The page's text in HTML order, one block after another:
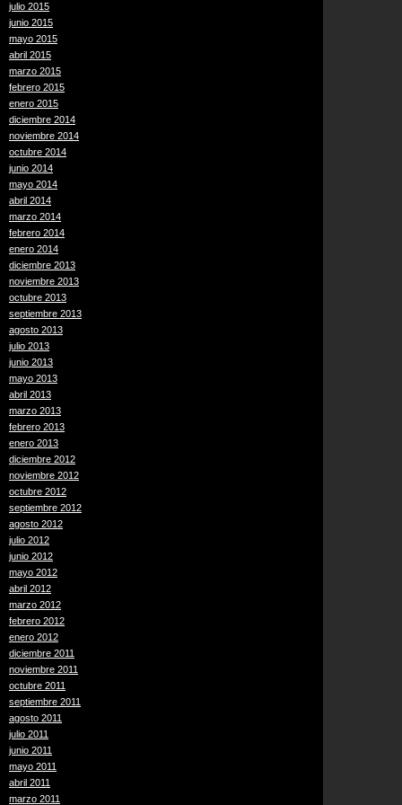
julio 2015
junio 2015
mayo 2015
abril 2015
marzo 2015
febrero 2015
enero 2015
diciembre 2014
noviembre 2014
octubre 2014
junio 2014
mayo 2014
abril 2014
marzo 2014
febrero 2014
enero 2014
diciembre 2013
noviembre 2013
octubre 2013
septiembre 2013
agosto 2013
julio 2013
junio 2013
mayo 2013
abril 2013
marzo 2013
febrero 2013
enero 2013
diciembre 2012
noviembre 2012
octubre 2012
septiembre 2012
agosto 2012
julio 2012
junio 2012
mayo 2012
abril 2012
marzo 2012
febrero 2012
enero 2012
diciembre 2011
noviembre 2011
octubre 2011
septiembre 2011
agosto 2011
julio 2011
junio 2011
mayo 2011
abril 2011
marzo 2011